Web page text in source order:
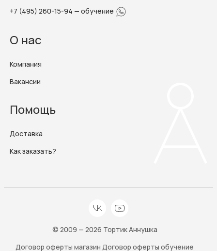
+7 (495) 260-15-94 — обучение
О нас
Компания
Вакансии
Помощь
Доставка
Как заказать?
© 2009 — 2026 Тортик Аннушка
Договор оферты магазин Договор оферты обучение